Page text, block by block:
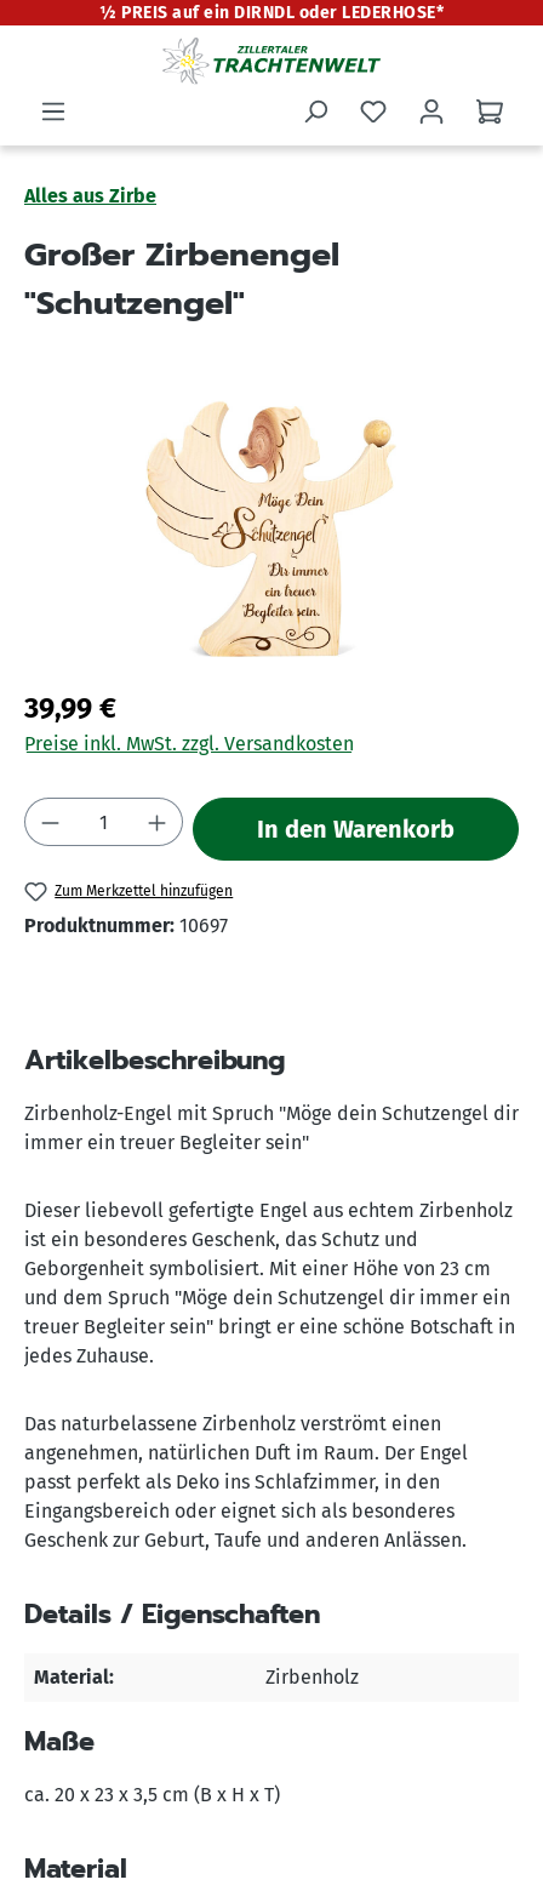
springen
½ PREIS auf ein DIRNDL oder LEDERHOSE*
Alles aus Zirbe
Großer Zirbenengel
"Schutzengel"
Bildergalerie überspringen
39,99 €
Preise inkl. MwSt. zzgl. Versandkosten
Produkt Anzahl: Gib den gewünschten
In den Warenkorb
Zum Merkzettel hinzufügen
Produktnummer: 10697
Artikelbeschreibung
Zirbenholz-Engel mit Spruch "Möge dein Schutzengel dir
immer ein treuer Begleiter sein"
Dieser liebevoll gefertigte Engel aus echtem Zirbenholz
ist ein besonderes Geschenk, das Schutz und
Geborgenheit symbolisiert. Mit einer Höhe von 23 cm
und dem Spruch "Möge dein Schutzengel dir immer ein
treuer Begleiter sein" bringt er eine schöne Botschaft in
jedes Zuhause.
Das naturbelassene Zirbenholz verströmt einen
angenehmen, natürlichen Duft im Raum. Der Engel
passt perfekt als Deko ins Schlafzimmer, in den
Eingangsbereich oder eignet sich als besonderes
Geschenk zur Geburt, Taufe und anderen Anlässen.
Details / Eigenschaften
Material: Zirbenholz
Maße
ca. 20 x 23 x 3,5 cm (B x H x T)
Material